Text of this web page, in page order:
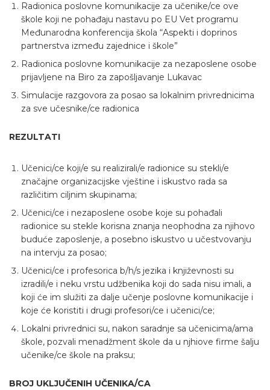
Radionica poslovne komunikacije za učenike/ce ove
škole koji ne pohađaju nastavu po EU Vet programu
Međunarodna konferencija škola “Aspekti i doprinos
partnerstva između zajednice i škole”
Radionica poslovne komunikacije za nezaposlene osobe
prijavljene na Biro za zapošljavanje Lukavac
Simulacije razgovora za posao sa lokalnim privrednicima
za sve učesnike/ce radionica
REZULTATI
Učenici/ce koji/e su realizirali/e radionice su stekli/e
značajne organizacijske vještine i iskustvo rada sa
različitim ciljnim skupinama;
Učenici/ce i nezaposlene osobe koje su pohađali
radionice su stekle korisna znanja neophodna za njihovo
buduće zaposlenje, a posebno iskustvo u učestvovanju
na intervju za posao;
Učenici/ce i profesorica b/h/s jezika i književnosti su
izradili/e i neku vrstu udžbenika koji do sada nisu imali, a
koji će im služiti za dalje učenje poslovne komunikacije i
koje će koristiti i drugi profesori/ce i učenici/ce;
Lokalni privrednici su, nakon saradnje sa učenicima/ama
škole, pozvali menadžment škole da u njhiove firme šalju
učenike/ce škole na praksu;
BROJ UKLJUČENIH UČENIKA/CA